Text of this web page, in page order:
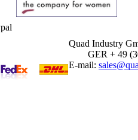
Quad Industry
GER + 49
E-mail: